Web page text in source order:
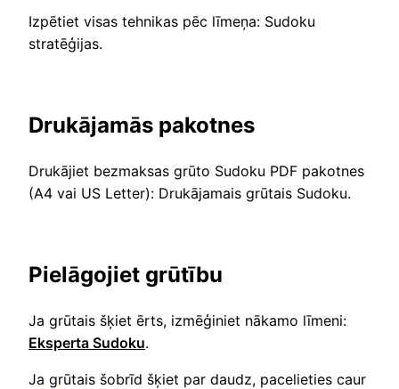
Izpētiet visas tehnikas pēc līmeņa: Sudoku
stratēģijas.
Drukājamās pakotnes
Drukājiet bezmaksas grūto Sudoku PDF pakotnes
(A4 vai US Letter): Drukājamais grūtais Sudoku.
Pielāgojiet grūtību
Ja grūtais šķiet ērts, izmēģiniet nākamo līmeni:
Eksperta Sudoku.
Ja grūtais šobrīd šķiet par daudz, pacelieties caur